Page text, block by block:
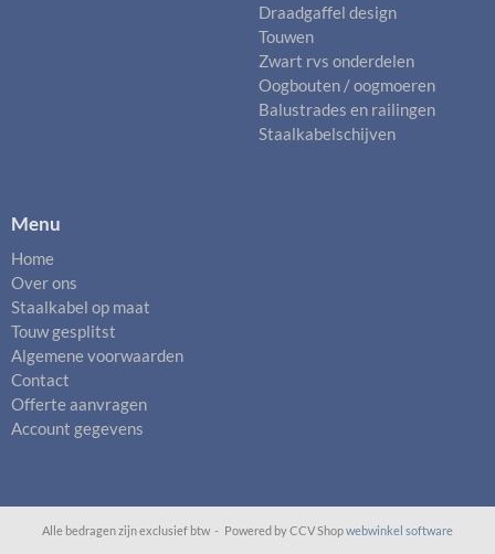
Draadgaffel design
Touwen
Zwart rvs onderdelen
Oogbouten / oogmoeren
Balustrades en railingen
Staalkabelschijven
Menu
Home
Over ons
Staalkabel op maat
Touw gesplitst
Algemene voorwaarden
Contact
Offerte aanvragen
Account gegevens
Alle bedragen zijn exclusief btw - Powered by CCV Shopwebwinkel software